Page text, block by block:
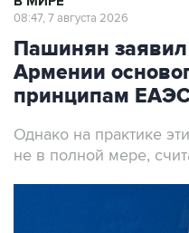
08:47, 7 августа 2026
Пашинян
Армении
принципам
Однако на практике
не в полной мере,